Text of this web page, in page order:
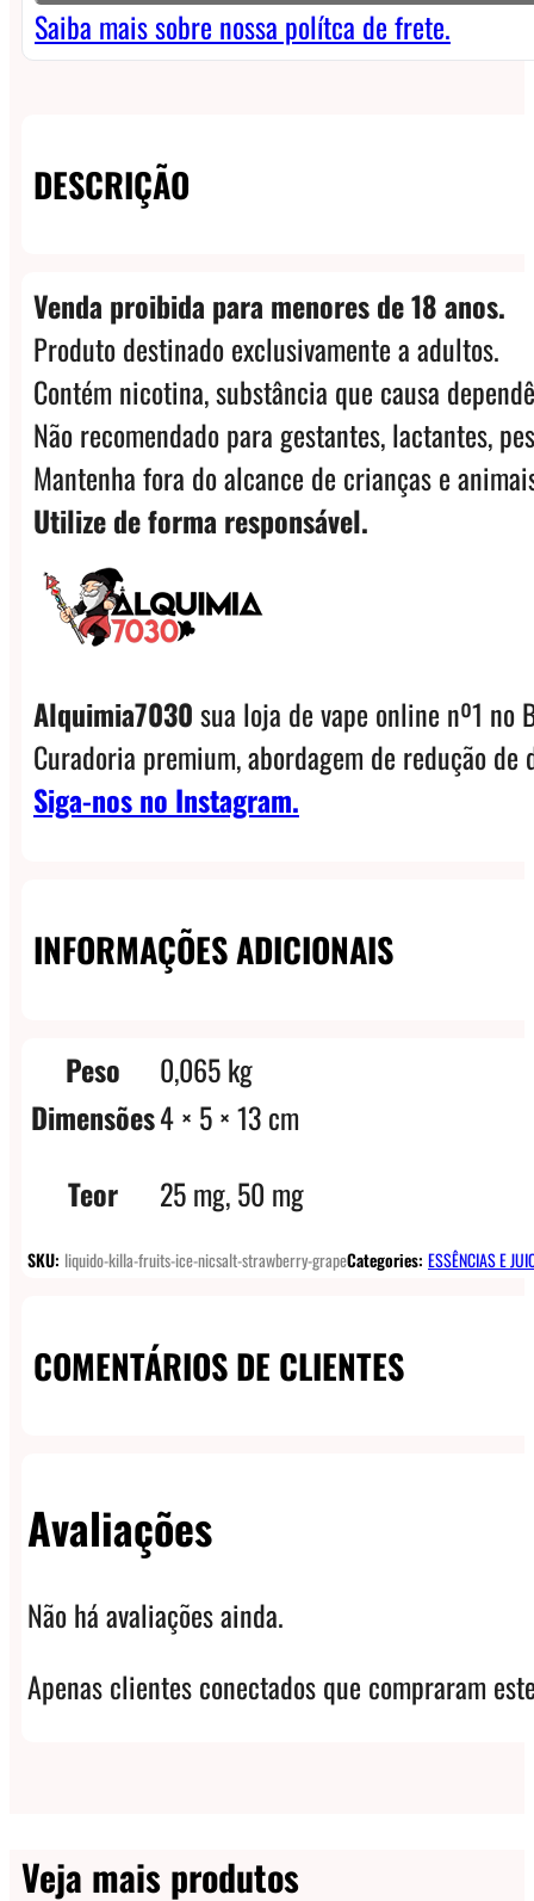
Ice
NicSalt
Grape
Saiba mais sobre nossa polítca de frete.
DESCRIÇÃO
Venda proibida para menores de 18 anos.
Produto destinado exclusivamente a adultos.
Contém nicotina, substância que causa
Não recomendado para gestantes, lactantes,
Mantenha fora do alcance de crianças e
Utilize de forma responsável.
Alquimia7030sua loja de vape online nº1 no
Curadoria premium, abordagem de redução
Siga-nos no Instagram.
INFORMAÇÕES ADICIONAIS
Peso
0,065 kg
Dimensões4 × 5 × 13 cm
Teor
25 mg, 50 mg
SKU: liquido-killa-fruits-ice-nicsalt-strawberry-grapeCategories: ESSÊNCIAS E
COMENTÁRIOS DE CLIENTES
Avaliações
Não há avaliações ainda.
Apenas clientes conectados que compraram
Veja mais produtos